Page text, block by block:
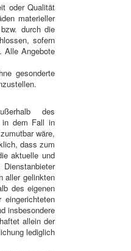
oder Qualität
materieller
durch die
sofern
Alle Angebote
gesonderte
des
in dem Fall in
wäre,
dass zum
aktuelle und
aller gelinkten
des eigenen
insbesondere
allein der
lediglich